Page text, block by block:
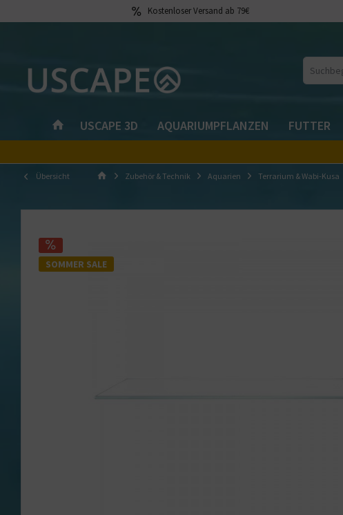
Kostenloser Versand ab 79€
USCAPE 3D AQUARIUMPFLANZEN FUTTER
Übersicht Zubehör & Technik Aquarien Terrarium & Wabi-Kusa
SOMMER SALE